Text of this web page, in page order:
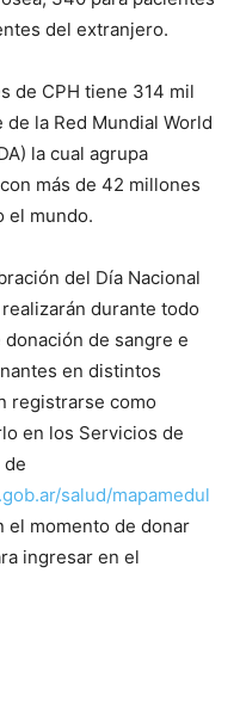
del extranjero.
de CPH tiene 314 mil
la Red Mundial World
la cual agrupa
más de 42 millones
el mundo.
del Día Nacional
durante todo
de sangre e
en distintos
registrarse como
en los Servicios de
de
salud/mapamedul
el momento de donar
ingresar en el